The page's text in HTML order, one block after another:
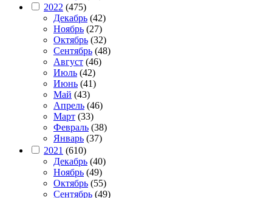
2022 (475)
Декабрь (42)
Ноябрь (27)
Октябрь (32)
Сентябрь (48)
Август (46)
Июль (42)
Июнь (41)
Май (43)
Апрель (46)
Март (33)
Февраль (38)
Январь (37)
2021 (610)
Декабрь (40)
Ноябрь (49)
Октябрь (55)
Сентябрь (49)